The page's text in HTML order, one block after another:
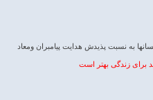
به نسبت پذیدش هدایت پیامبران ومعاد
برای زندگی بهتر است